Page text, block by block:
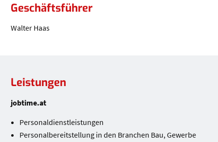
Geschäftsführer
Walter Haas
Leistungen
Leistungen
jobtime.at
Personaldienstleistungen
Personalbereitstellung in den Branchen Bau, Gewerbe